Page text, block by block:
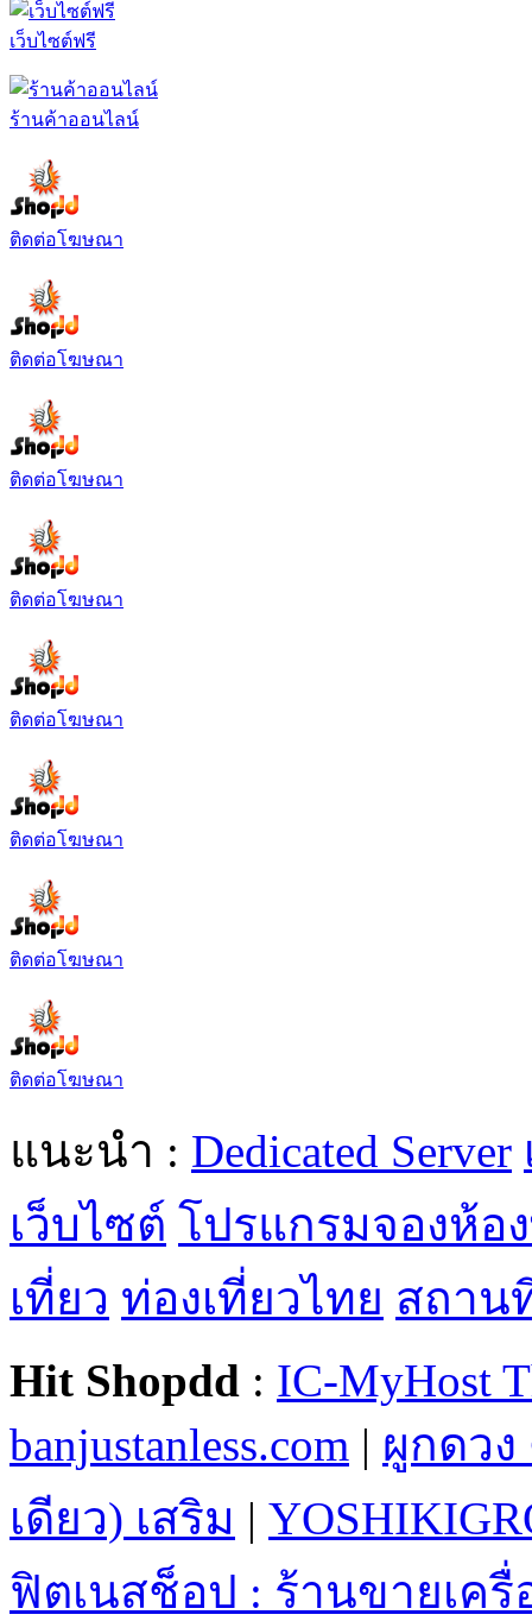
เว็บไซต์ฟรี
ร้านค้าออนไลน์
ติดต่อโฆษณา
ติดต่อโฆษณา
ติดต่อโฆษณา
ติดต่อโฆษณา
ติดต่อโฆษณา
ติดต่อโฆษณา
ติดต่อโฆษณา
ติดต่อโฆษณา
แนะนำ : Dedicated Server
เว็บไซต์ โปรแกรมจองห้อ
เที่ยว ท่องเที่ยวไทย สถาน
Hit Shopdd : IC-MyHost
banjustanless.com | ผูกดวง
เดียว) เสริม |
ฟิตเนสช็อป : ร้านขายเค